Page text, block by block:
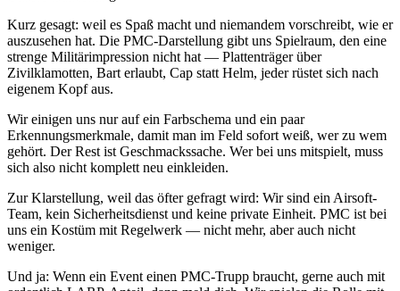
Kurz gesagt: weil es Spaß macht und niemandem vorschreibt, wie er
auszusehen hat. Die PMC-Darstellung gibt uns Spielraum, den eine
strenge Militärimpression nicht hat — Plattenträger über
Zivilklamotten, Bart erlaubt, Cap statt Helm, jeder rüstet sich nach
eigenem Kopf aus.
Wir einigen uns nur auf ein Farbschema und ein paar
Erkennungsmerkmale, damit man im Feld sofort weiß, wer zu wem
gehört. Der Rest ist Geschmackssache. Wer bei uns mitspielt, muss
sich also nicht komplett neu einkleiden.
Zur Klarstellung, weil das öfter gefragt wird: Wir sind ein Airsoft-
Team, kein Sicherheitsdienst und keine private Einheit. PMC ist bei
uns ein Kostüm mit Regelwerk — nicht mehr, aber auch nicht
weniger.
Und ja: Wenn ein Event einen PMC-Trupp braucht, gerne auch mit